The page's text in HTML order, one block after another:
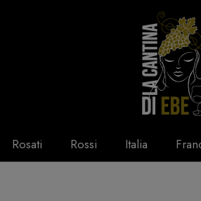
Rosati Rossi Italia